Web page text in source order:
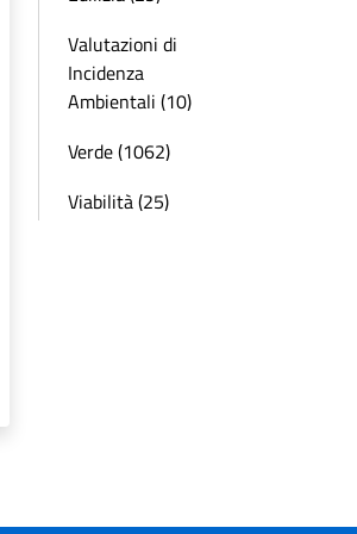
Valutazioni di
Incidenza
Ambientali (10)
Verde (1062)
Viabilità (25)